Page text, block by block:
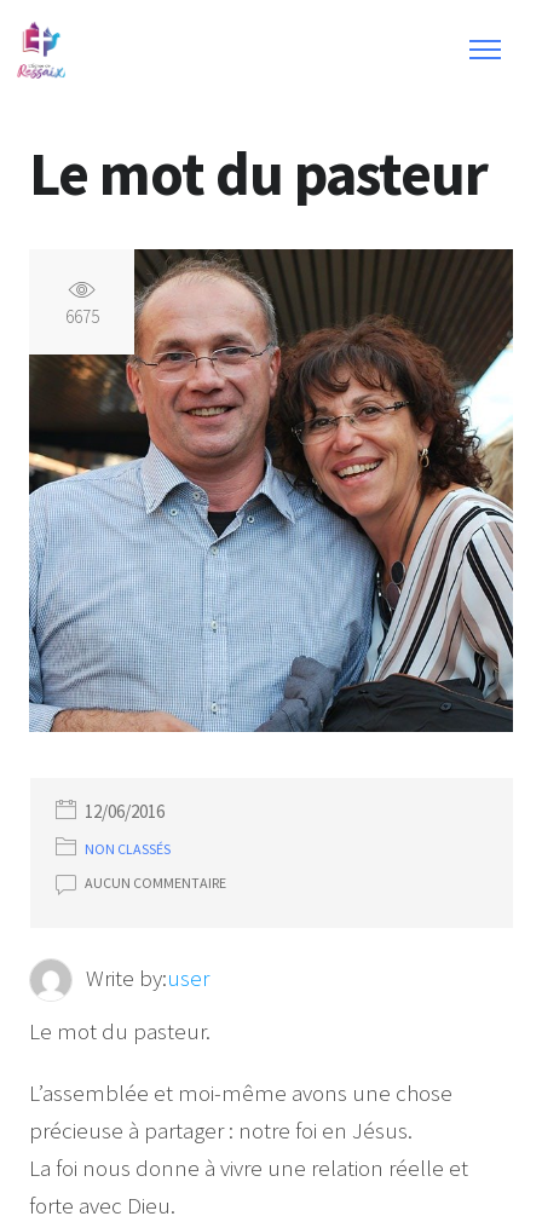
Le mot du pasteur
6675
12/06/2016
NON CLASSÉS
AUCUN COMMENTAIRE
Write by:user
Le mot du pasteur.
L’assemblée et moi-même avons une chose
précieuse à partager : notre foi en Jésus.
La foi nous donne à vivre une relation réelle et
forte avec Dieu.